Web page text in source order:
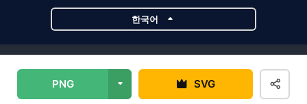
PNG SVG
한국어